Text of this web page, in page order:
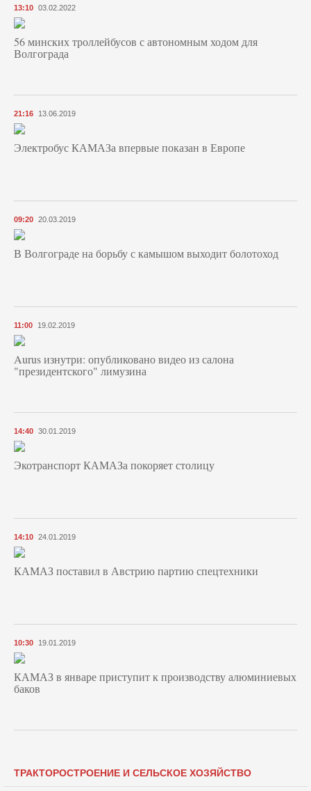
13:10 03.02.2022
56 минских троллейбусов с автономным ходом для
Волгограда
21:16 13.06.2019
Электробус КАМАЗа впервые показан в Европе
09:20 20.03.2019
В Волгограде на борьбу с камышом выходит болотоход
11:00 19.02.2019
Aurus изнутри: опубликовано видео из салона
"президентского" лимузина
14:40 30.01.2019
Экотранспорт КАМАЗа покоряет столицу
14:10 24.01.2019
КАМАЗ поставил в Австрию партию спецтехники
10:30 19.01.2019
КАМАЗ в январе приступит к производству алюминиевых
баков
ТРАКТОРОСТРОЕНИЕ И СЕЛЬСКОЕ ХОЗЯЙСТВО